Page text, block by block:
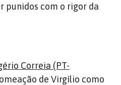
punidos com o rigor da
Correia (PT-
de Virgílio como